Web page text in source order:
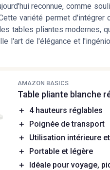
reconnue, comme
variété permet d'intégrer
tables pliantes modernes,
l'art de l'élégance et
AMAZON BASICS
Table pliante blanche
＋
4 hauteurs réglables
＋
Poignée de transport
＋
Utilisation intérieure
＋
Portable et légère
＋
Idéale pour voyage,